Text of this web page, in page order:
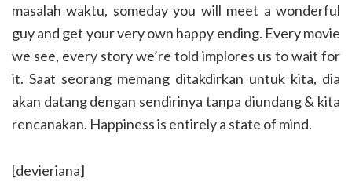
masalah waktu, someday you will meet a wonderful
guy and get your very own happy ending. Every movie
we see, every story we’re told implores us to wait for
it. Saat seorang memang ditakdirkan untuk kita, dia
akan datang dengan sendirinya tanpa diundang & kita
rencanakan. Happiness is entirely a state of mind.
[devieriana]